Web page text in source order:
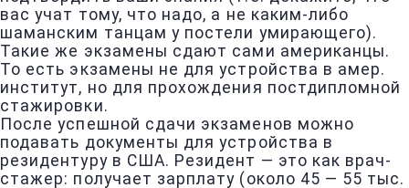
вас учат тому, что надо, а не каким-либо
шаманским танцам у постели умирающего).
Такие же экзамены сдают сами американцы.
То есть экзамены не для устройства в амер.
институт, но для прохождения постдипломной
стажировки.
После успешной сдачи экзаменов можно
подавать документы для устройства в
резидентуру в США. Резидент — это как врач-
стажер: получает зарплату (около 45 — 55 тыс.